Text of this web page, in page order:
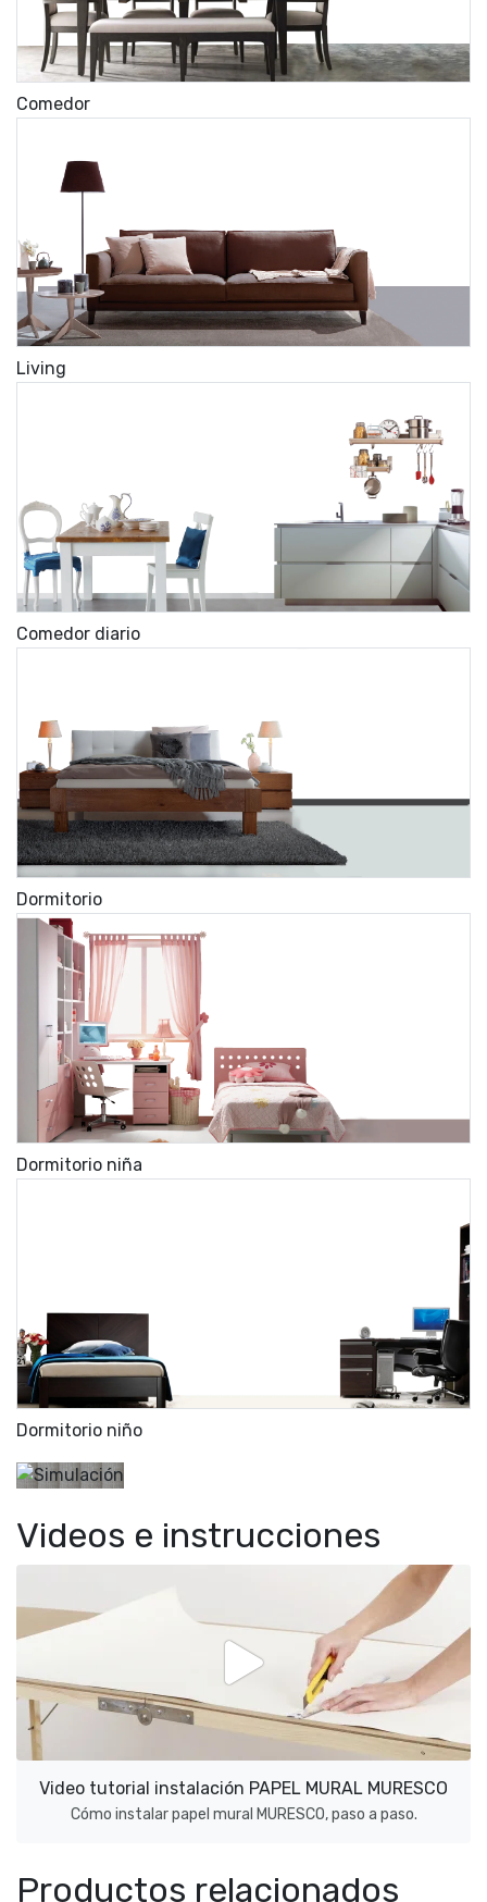
Comedor
Living
Comedor diario
Dormitorio
Dormitorio niña
Dormitorio niño
Videos e instrucciones
Video tutorial instalación PAPEL MURAL MURESCO
Cómo instalar papel mural MURESCO, paso a paso.
Productos relacionados